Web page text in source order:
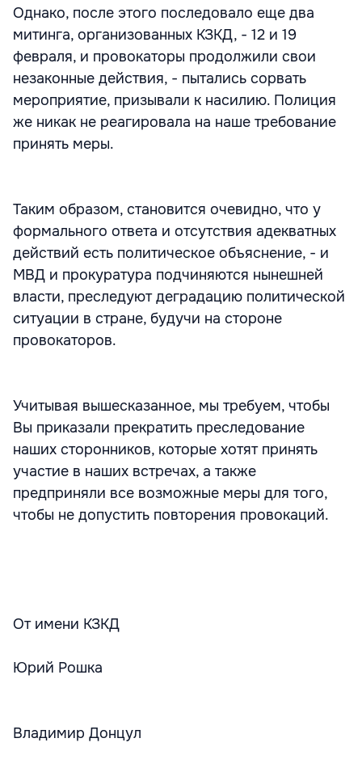
Однако, после этого последовало еще два
митинга, организованных КЗКД, - 12 и 19
февраля, и провокаторы продолжили свои
незаконные действия, - пытались сорвать
мероприятие, призывали к насилию. Полиция
же никак не реагировала на наше требование
принять меры.
Таким образом, становится очевидно, что у
формального ответа и отсутствия адекватных
действий есть политическое объяснение, - и
МВД и прокуратура подчиняются нынешней
власти, преследуют деградацию политической
ситуации в стране, будучи на стороне
провокаторов.
Учитывая вышесказанное, мы требуем, чтобы
Вы приказали прекратить преследование
наших сторонников, которые хотят принять
участие в наших встречах, а также
предприняли все возможные меры для того,
чтобы не допустить повторения провокаций.
От имени КЗКД
Юрий Рошка
Владимир Донцул